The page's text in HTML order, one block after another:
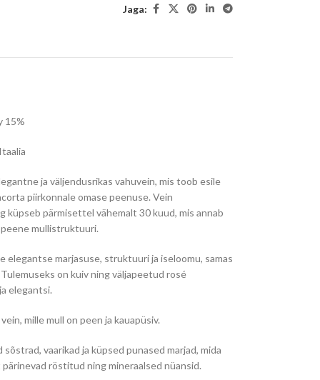
Jaga:
15%
ja väljendusrikas vahuvein, mis toob esile
piirkonnale omase peenuse. Vein
pärmisettel vähemalt 30 kuud, mis annab
mullistruktuuri.
elegantse marjasuse, struktuuri ja iseloomu, samas
on kuiv ning väljapeetud rosé
elegantsi.
mille mull on peen ja kauapüsiv.
vaarikad ja küpsed punased marjad, mida
röstitud ning mineraalsed nüansid.